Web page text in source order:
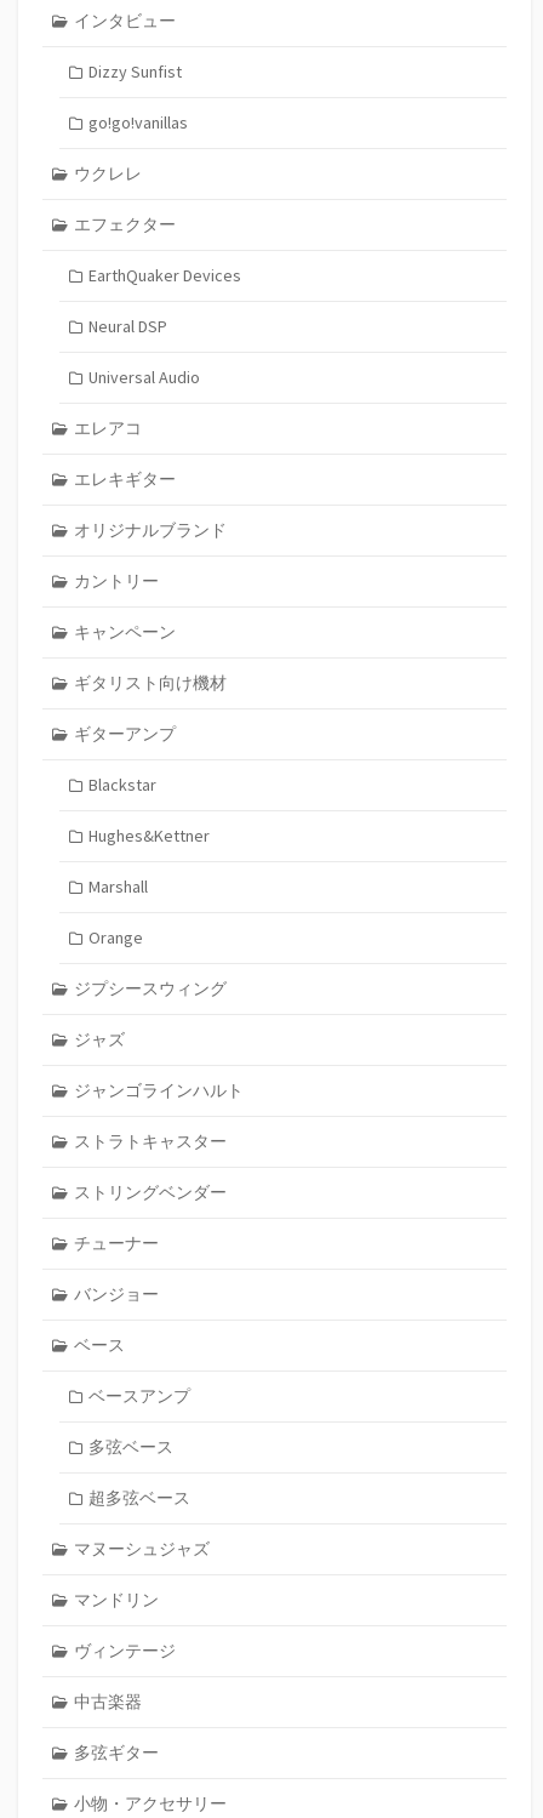
インタビュー
Dizzy Sunfist
go!go!vanillas
ウクレレ
エフェクター
EarthQuaker Devices
Neural DSP
Universal Audio
エレアコ
エレキギター
オリジナルブランド
カントリー
キャンペーン
ギタリスト向け機材
ギターアンプ
Blackstar
Hughes&Kettner
Marshall
Orange
ジプシースウィング
ジャズ
ジャンゴラインハルト
ストラトキャスター
ストリングベンダー
チューナー
バンジョー
ベース
ベースアンプ
多弦ベース
超多弦ベース
マヌーシュジャズ
マンドリン
ヴィンテージ
中古楽器
多弦ギター
小物・アクセサリー